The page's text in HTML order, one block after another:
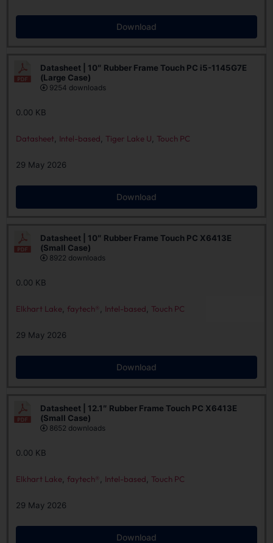
Download
Datasheet | 10″ Rubber Frame Touch PC i5-1145G7E
(Large Case)
9254 downloads
0.00 KB
Datasheet Intel-based Tiger Lake U Touch PC
29 May 2026
Download
Datasheet | 10″ Rubber Frame Touch PC X6413E
(Small Case)
8922 downloads
0.00 KB
Elkhart Lake faytech® Intel-based Touch PC
29 May 2026
Download
Datasheet | 12.1″ Rubber Frame Touch PC X6413E
(Small Case)
8652 downloads
0.00 KB
Elkhart Lake faytech® Intel-based Touch PC
29 May 2026
Download